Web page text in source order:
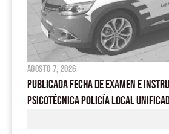
agosto 7, 2026
PUBLICADA FECHA DE EXAMEN E
PSICOTÉCNICA POLICÍA LOCAL